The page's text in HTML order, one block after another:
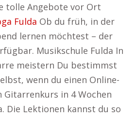
tolle Angebote vor Ort
Fulda Ob du früh, in der
lernen möchtest – der
Musikschule Fulda In
meistern Du bestimmst
wenn du einen Online-
Gitarrenkurs in 4 Wochen
Die Lektionen kannst du so